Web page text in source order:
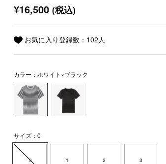
¥16,500(税込)
お気に入り登録数： 102人
カラー：ホワイト×ブラック
サイズ：0
0 1 2 3